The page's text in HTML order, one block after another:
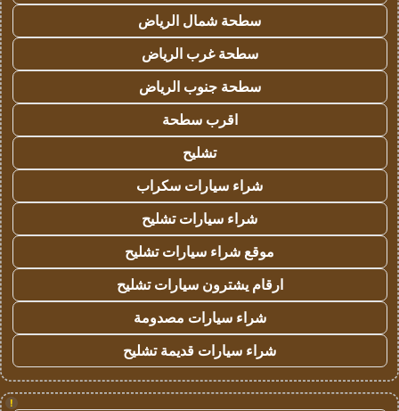
سطحة شمال الرياض
سطحة غرب الرياض
سطحة جنوب الرياض
اقرب سطحة
تشليح
شراء سيارات سكراب
شراء سيارات تشليح
موقع شراء سيارات تشليح
ارقام يشترون سيارات تشليح
شراء سيارات مصدومة
شراء سيارات قديمة تشليح
!